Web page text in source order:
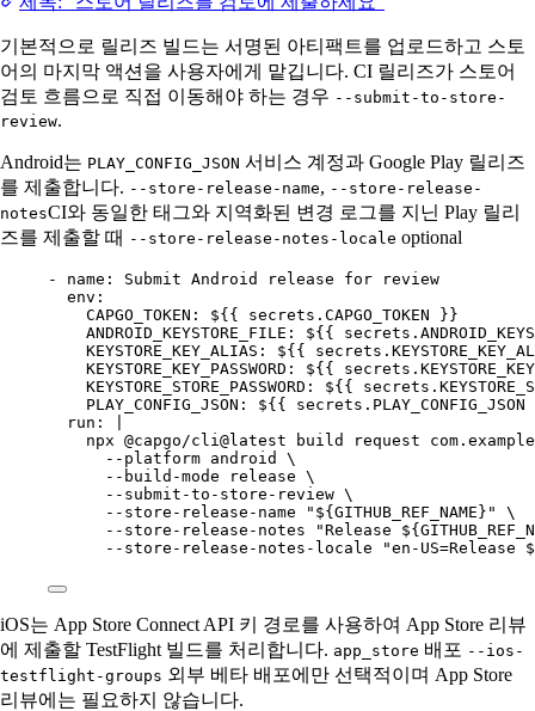
기본적으로 릴리즈 빌드는 서명된 아티팩트를 업로드하고 스토
어의 마지막 액션을 사용자에게 맡깁니다. CI 릴리즈가 스토어
검토 흐름으로 직접 이동해야 하는 경우 --submit-to-store-
review.
Android는 PLAY_CONFIG_JSON 서비스 계정과 Google Play 릴리즈
를 제출합니다. --store-release-name, --store-release-
notesCI와 동일한 태그와 지역화된 변경 로그를 지닌 Play 릴리
즈를 제출할 때 --store-release-notes-locale optional
- name : Submit Android release for review
env :
CAPGO_TOKEN : ${{ secrets.CAPGO_TOKEN }}
ANDROID_KEYSTORE_FILE : ${{
KEYSTORE_KEY_ALIAS : ${{
KEYSTORE_KEY_PASSWORD : ${{
KEYSTORE_STORE_PASSWORD : ${{
PLAY_CONFIG_JSON : ${{
run :
npx @capgo/cli@latest build request
--platform android \
--build-mode release \
--submit-to-store-review \
--store-release-name "${GITHUB_REF_NAME}" \
--store-release-notes "Release
--store-release-notes-locale "en-US=Release
iOS는 App Store Connect API 키 경로를 사용하여 App Store 리뷰
에 제출할 TestFlight 빌드를 처리합니다. app_store 배포 --ios-
testflight-groups 외부 베타 배포에만 선택적이며 App Store
리뷰에는 필요하지 않습니다.